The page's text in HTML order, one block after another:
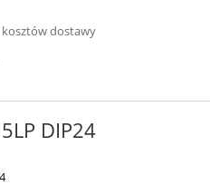
kosztów dostawy
DIP24